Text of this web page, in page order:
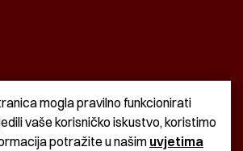
mogla pravilno funkcionirati
vaše korisničko iskustvo, koristimo
potražite u našim uvjetima